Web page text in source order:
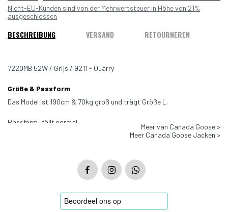
Nicht-EU-Kunden sind von der Mehrwertsteuer in Höhe von 21%
ausgeschlossen
BESCHREIBUNG VERSAND RETOURNEREN
7220MB 52W / Grijs / 9211 - Quarry
Größe & Passform
Das Model ist 190cm & 70kg groß und trägt Größe L.
Passform: fällt normal
Meer van Canada Goose >
Meer Canada Goose Jacken >